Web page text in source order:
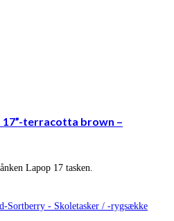
17”-terracotta brown –
Lapop 17 tasken.